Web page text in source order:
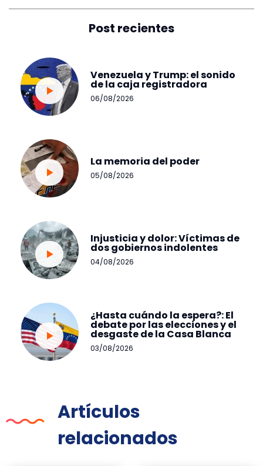
Post recientes
Venezuela y Trump: el sonido
de la caja registradora
06/08/2026
La memoria del poder
05/08/2026
Injusticia y dolor: Víctimas de
dos gobiernos indolentes
04/08/2026
¿Hasta cuándo la espera?: El
debate por las elecciones y el
desgaste de la Casa Blanca
03/08/2026
Artículos
relacionados